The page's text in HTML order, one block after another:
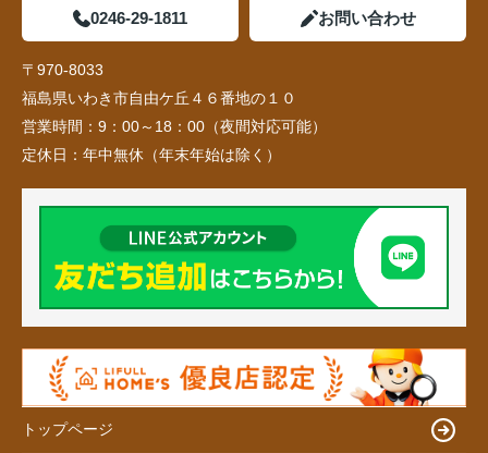
0246-29-1811 お問い合わせ
〒970-8033
福島県いわき市自由ケ丘４６番地の１０
営業時間： 9：00～18：00（夜間対応可能）
定休日： 年中無休（年末年始は除く）
トップページ